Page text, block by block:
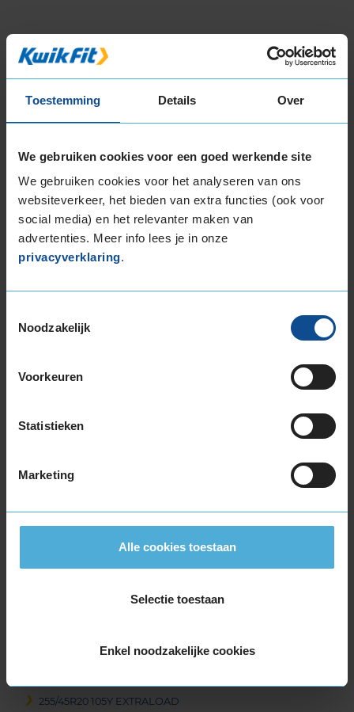
Toestemming Details Over
We gebruiken cookies voor een goed werkende site
We gebruiken cookies voor het analyseren van ons
websiteverkeer, het bieden van extra functies (ook voor
social media) en het relevanter maken van
advertenties. Meer info lees je in onze
privacyverklaring.
Noodzakelijk
Voorkeuren
Statistieken
Marketing
Alle cookies toestaan
Selectie toestaan
Enkel noodzakelijke cookies
Beschikbare bandenmaten
18-inch banden
235/45R18 98V EXTRALOAD
19-inch banden
235/45R19 99W EXTRALOAD
235/55R19 105W EXTRALOAD
255/45R19 104W EXTRALOAD
235/45R20 100V EXTRALOAD
235/50R20 104Y EXTRALOAD
245/40R20 99Y EXTRALOAD
245/50R20 105Y EXTRALOAD
255/40R20 101W EXTRALOAD
255/45R20 105Y EXTRALOAD